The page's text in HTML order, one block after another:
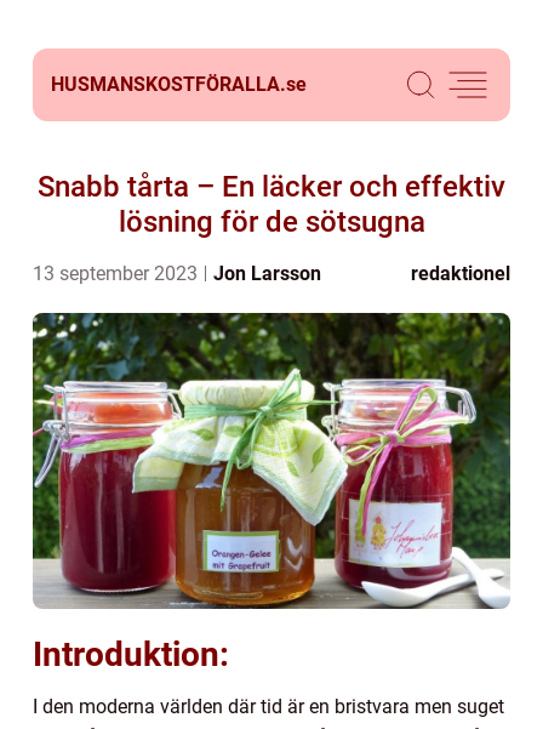
HUSMANSKOSTFÖRALLA.se
Snabb tårta – En läcker och effektiv
lösning för de sötsugna
13 september 2023 Jon Larsson redaktionel
Introduktion:
I den moderna världen där tid är en bristvara men suget